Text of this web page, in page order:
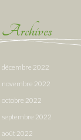
Archives
décembre 2022
novembre 2022
octobre 2022
septembre 2022
août 2022